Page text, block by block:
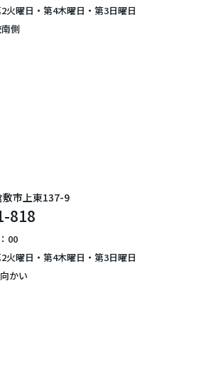
火曜日・第4木曜日・第3日曜日
側
敷市上東137-9
818
00
火曜日・第4木曜日・第3日曜日
かい